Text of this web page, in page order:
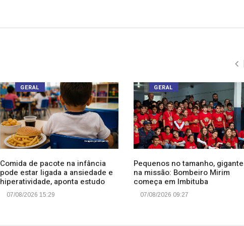
GERAL
Comida de pacote na infância
pode estar ligada a ansiedade e
hiperatividade, aponta estudo
07/08/2026 15:29
GERAL
Pequenos no tamanho,
na missão: Bombeiro Mirim
começa em Imbituba
07/08/2026 09:27